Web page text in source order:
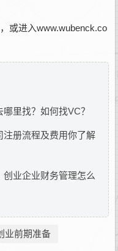
或进入www.wubenck.co
里找？如何找VC？
册流程及费用你了解
业企业财务管理怎么
业前期准备